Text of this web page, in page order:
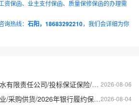
资保函、业主支付保函、质量保修保函的办理需
热线： 石阳，18683292210，我们会详细为你
2026-08-06
公司/投标保证保险/2026银行投标保函十三
2026-08-04
购供货/2026年银行履约保函四十二